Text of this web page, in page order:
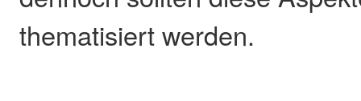
thematisiert werden.